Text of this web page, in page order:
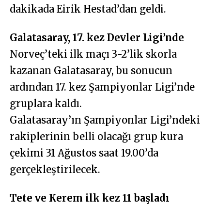
dakikada Eirik Hestad’dan geldi.
Galatasaray, 17. kez Devler Ligi’nde
Norveç’teki ilk maçı 3-2’lik skorla
kazanan Galatasaray, bu sonucun
ardından 17. kez Şampiyonlar Ligi’nde
gruplara kaldı.
Galatasaray’ın Şampiyonlar Ligi’ndeki
rakiplerinin belli olacağı grup kura
çekimi 31 Ağustos saat 19.00’da
gerçekleştirilecek.
Tete ve Kerem ilk kez 11 başladı